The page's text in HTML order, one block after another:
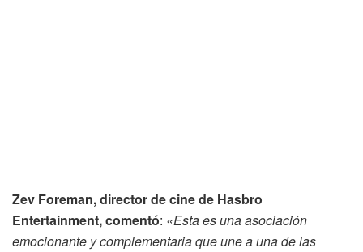
Zev Foreman, director de cine de Hasbro
Entertainment, comentó: «Esta es una asociación
emocionante y complementaria que une a una de las